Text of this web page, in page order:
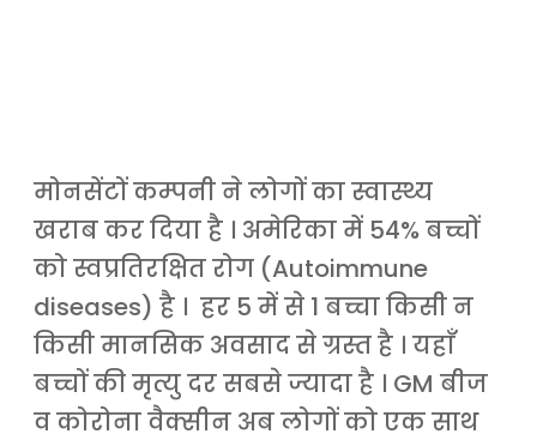
मोनसेंटों कम्पनी ने लोगों का स्वास्थ्य
खराब कर दिया है । अमेरिका में 54% बच्चों
को स्वप्रतिरक्षित रोग (Autoimmune
diseases) है । हर 5 में से 1 बच्चा किसी न
किसी मानसिक अवसाद से ग्रस्त है । यहाँ
बच्चों की मृत्यु दर सबसे ज्यादा है । GM बीज
व कोरोना वैक्सीन अब लोगों को एक साथ